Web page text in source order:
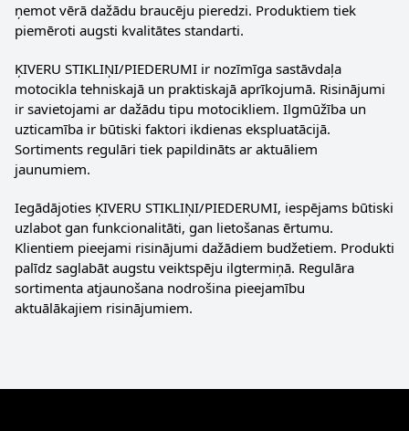
ņemot vērā dažādu braucēju pieredzi. Produktiem tiek
piemēroti augsti kvalitātes standarti.
ĶIVERU STIKLIŅI/PIEDERUMI ir nozīmīga sastāvdaļa
motocikla tehniskajā un praktiskajā aprīkojumā. Risinājumi
ir savietojami ar dažādu tipu motocikliem. Ilgmūžība un
uzticamība ir būtiski faktori ikdienas ekspluatācijā.
Sortiments regulāri tiek papildināts ar aktuāliem
jaunumiem.
Iegādājoties ĶIVERU STIKLIŅI/PIEDERUMI, iespējams būtiski
uzlabot gan funkcionalitāti, gan lietošanas ērtumu.
Klientiem pieejami risinājumi dažādiem budžetiem. Produkti
palīdz saglabāt augstu veiktspēju ilgtermiņā. Regulāra
sortimenta atjaunošana nodrošina pieejamību
aktuālākajiem risinājumiem.